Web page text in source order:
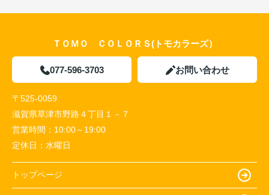
ＴＯＭＯ ＣＯＬＯＲＳ(トモカラーズ）
077-596-3703 お問い合わせ
〒525-0059
滋賀県草津市野路４丁目１－７
営業時間： 10:00～19:00
定休日： 水曜日
トップページ